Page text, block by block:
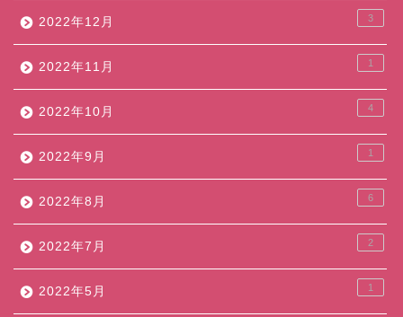
2022年12月 3
2022年11月 1
2022年10月 4
2022年9月 1
2022年8月 6
2022年7月 2
2022年5月 1